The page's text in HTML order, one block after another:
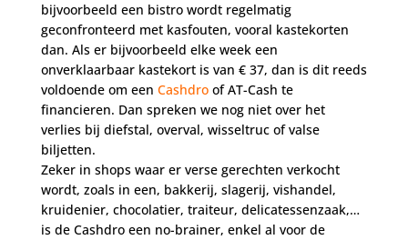
bijvoorbeeld een bistro wordt regelmatig
geconfronteerd met kasfouten, vooral kastekorten
dan. Als er bijvoorbeeld elke week een
onverklaarbaar kastekort is van € 37, dan is dit reeds
voldoende om een Cashdroof AT-Cash te
financieren. Dan spreken we nog niet over het
verlies bij diefstal, overval, wisseltruc of valse
biljetten.
Zeker in shops waar er verse gerechten verkocht
wordt, zoals in een, bakkerij, slagerij, vishandel,
kruidenier, chocolatier, traiteur, delicatessenzaak,…
is de Cashdro een no-brainer, enkel al voor de